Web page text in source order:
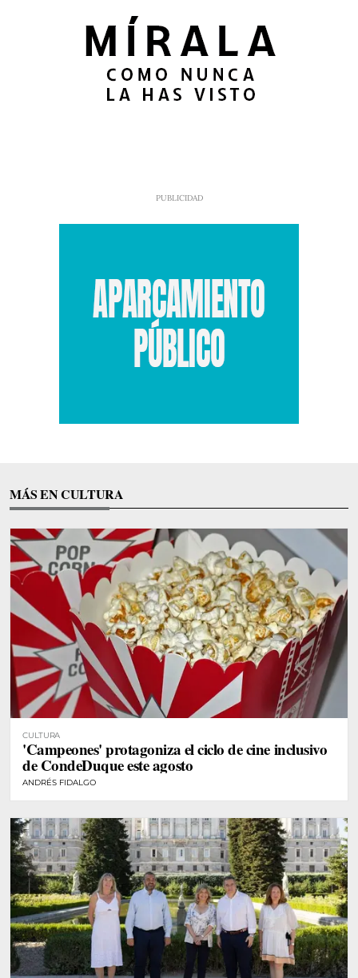
MÁS EN CULTURA
CULTURA
'Campeones' protagoniza el ciclo de cine inclusivo
de CondeDuque este agosto
ANDRÉS FIDALGO